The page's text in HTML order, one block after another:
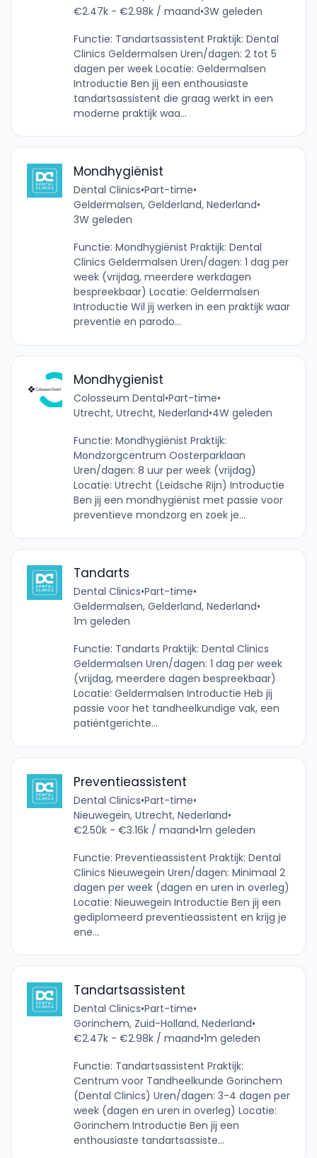
€2.47k - €2.98k / maand•3W geleden
Functie: Tandartsassistent Praktijk: Dental
Clinics Geldermalsen Uren/dagen: 2 tot 5
dagen per week Locatie: Geldermalsen
Introductie Ben jij een enthousiaste
tandartsassistent die graag werkt in een
moderne praktijk waa...
Mondhygiënist
Dental Clinics•Part-time•
Geldermalsen, Gelderland, Nederland•
3W geleden
Functie: Mondhygiënist Praktijk: Dental
Clinics Geldermalsen Uren/dagen: 1 dag per
week (vrijdag, meerdere werkdagen
bespreekbaar) Locatie: Geldermalsen
Introductie Wil jij werken in een praktijk waar
preventie en parodo...
Mondhygienist
Colosseum Dental•Part-time•
Utrecht, Utrecht, Nederland•4W geleden
Functie: Mondhygiënist Praktijk:
Mondzorgcentrum Oosterparklaan
Uren/dagen: 8 uur per week (vrijdag)
Locatie: Utrecht (Leidsche Rijn) Introductie
Ben jij een mondhygiënist met passie voor
preventieve mondzorg en zoek je...
Tandarts
Dental Clinics•Part-time•
Geldermalsen, Gelderland, Nederland•
1m geleden
Functie: Tandarts Praktijk: Dental Clinics
Geldermalsen Uren/dagen: 1 dag per week
(vrijdag, meerdere dagen bespreekbaar)
Locatie: Geldermalsen Introductie Heb jij
passie voor het tandheelkundige vak, een
patiëntgerichte...
Preventieassistent
Dental Clinics•Part-time•
Nieuwegein, Utrecht, Nederland•
€2.50k - €3.16k / maand•1m geleden
Functie: Preventieassistent Praktijk: Dental
Clinics Nieuwegein Uren/dagen: Minimaal 2
dagen per week (dagen en uren in overleg)
Locatie: Nieuwegein Introductie Ben jij een
gediplomeerd preventieassistent en krijg je
ene...
Tandartsassistent
Dental Clinics•Part-time•
Gorinchem, Zuid-Holland, Nederland•
€2.47k - €2.98k / maand•1m geleden
Functie: Tandartsassistent Praktijk:
Centrum voor Tandheelkunde Gorinchem
(Dental Clinics) Uren/dagen: 3-4 dagen per
week (dagen en uren in overleg) Locatie:
Gorinchem Introductie Ben jij een
enthousiaste tandartsassiste...